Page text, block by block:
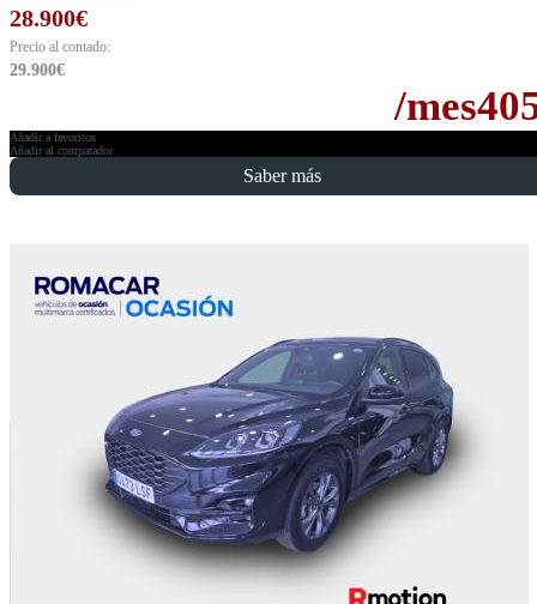
28.900€
Precio al contado:
29.900€
/mes
Añadir a favoritos
Añadir al comparador
Saber más